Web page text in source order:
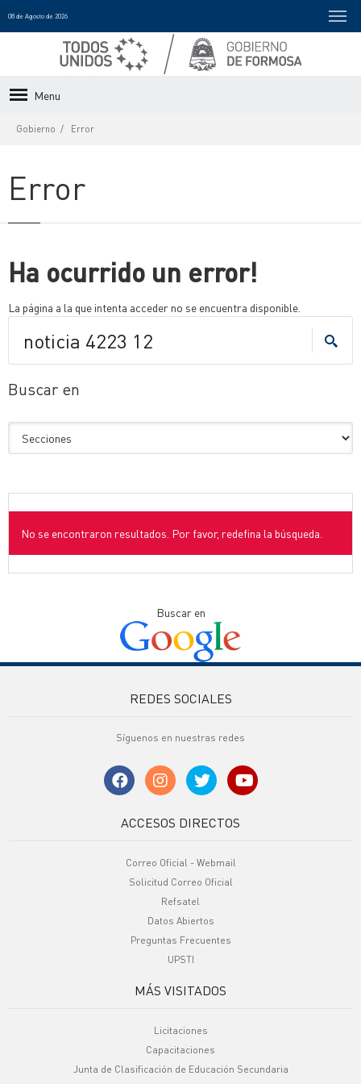
08 de Agosto de 2026
Menu
Gobierno Error
Error
Ha ocurrido un error!
La página a la que intenta acceder no se encuentra disponible.
Buscar en
No se encontraron resultados. Por favor, redefina la búsqueda.
Buscar en
REDES SOCIALES
Síguenos en nuestras redes
ACCESOS DIRECTOS
Correo Oficial - Webmail
Solicitud Correo Oficial
Refsatel
Datos Abiertos
Preguntas Frecuentes
UPSTI
MÁS VISITADOS
Licitaciones
Capacitaciones
Junta de Clasificación de Educación Secundaria